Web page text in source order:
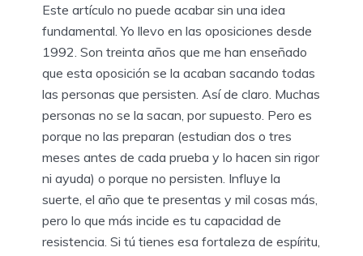
Este artículo no puede acabar sin una idea
fundamental. Yo llevo en las oposiciones desde
1992. Son treinta años que me han enseñado
que esta oposición se la acaban sacando todas
las personas que persisten. Así de claro. Muchas
personas no se la sacan, por supuesto. Pero es
porque no las preparan (estudian dos o tres
meses antes de cada prueba y lo hacen sin rigor
ni ayuda) o porque no persisten. Influye la
suerte, el año que te presentas y mil cosas más,
pero lo que más incide es tu capacidad de
resistencia. Si tú tienes esa fortaleza de espíritu,